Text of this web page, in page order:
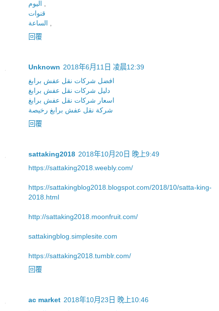
اليوم
قنوات
الساعة
回覆
Unknown 2018年6月11日 凌晨12:39
افضل شركات نقل عفش برابغ
دليل شركات نقل عفش برابغ
اسعار شركات نقل عفش برابغ
شركة نقل عفش برابغ رخيصة
回覆
sattaking2018 2018年10月20日 晚上9:49
https://sattaking2018.weebly.com/
https://sattakingblog2018.blogspot.com/2018/10/satta-king-
2018.html
http://sattaking2018.moonfruit.com/
sattakingblog.simplesite.com
https://sattaking2018.tumblr.com/
回覆
ac market 2018年10月23日 晚上10:46